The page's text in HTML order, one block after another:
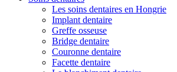
Les soins dentaires en Hongrie
Implant dentaire
Greffe osseuse
Bridge dentaire
Couronne dentaire
Facette dentaire